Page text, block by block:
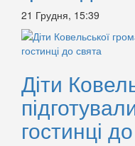
21 Грудня, 15:39
Діти
гостинці